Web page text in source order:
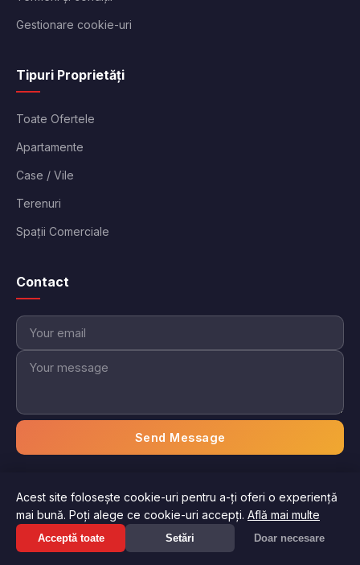
Gestionare cookie-uri
Tipuri Proprietăți
Toate Ofertele
Apartamente
Case / Vile
Terenuri
Spații Comerciale
Contact
Send Message
© 2026 Imobiliare Aici. Toate drepturile rezervate.
Politica de confidențialitateTermeni și condiții
Gestionați preferințele
Acest site folosește cookie-uri pentru a-ți oferi o experiență
mai bună. Poți alege ce cookie-uri accepți. Află mai multe
Acceptă toate Setări Doar necesare